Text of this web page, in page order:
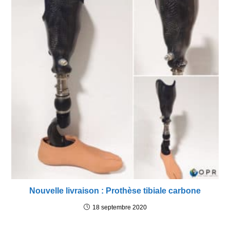
Nouvelle livraison : Prothèse tibiale carbone
18 septembre 2020